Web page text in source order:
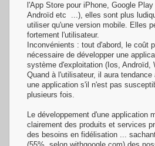
l'App Store pour iPhone, Google
Androïd etc ...), elles sont plus
utiliser qu'une version mobile. Elles
fortement l'utilisateur.
Inconvénients : tout d'abord, le coût
nécessaire de développer une
système d'exploitation (Ios, Androïd,
Quand à l'utilisateur, il aura
une application s'il n'est pas
plusieurs fois.
Le développement d'une application
clairement des produits et services
des besoins en fidélisation ...